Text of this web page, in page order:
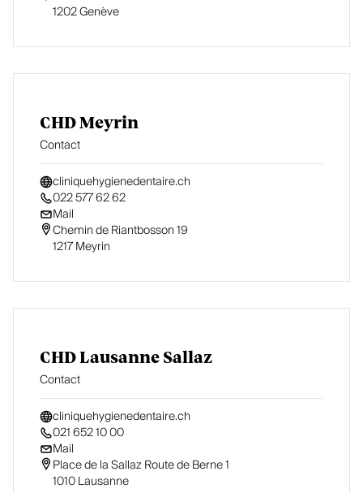
1202 Genève
CHD Meyrin
Contact
cliniquehygienedentaire.ch
022 577 62 62
Mail
Chemin de Riantbosson 19
1217 Meyrin
CHD Lausanne Sallaz
Contact
cliniquehygienedentaire.ch
021 652 10 00
Mail
Place de la Sallaz Route de Berne 1
1010 Lausanne